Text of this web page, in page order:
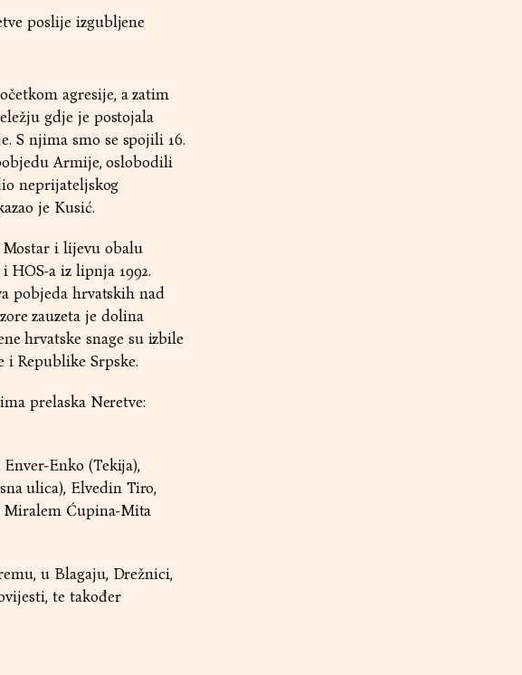
poslije izgubljene
agresije, a zatim
gdje je postojala
S njima smo se spojili 16.
Armije, oslobodili
neprijateljskog
je Kusić.
i lijevu obalu
HOS-a iz lipnja 1992.
pobjeda hrvatskih nad
zauzeta je dolina
hrvatske snage su izbile
i Republike Srpske.
prelaska Neretve:
Enko (Tekija),
ulica), Elvedin Tiro,
Miralem Ćupina-Mita
u Blagaju, Drežnici,
te također